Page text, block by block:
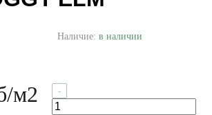
Наличие: в наличии
/м2 -